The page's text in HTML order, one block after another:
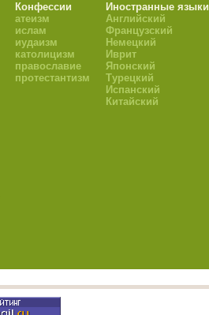
Конфессии
атеизм
ислам
иудаизм
католицизм
православие
протестантизм
Иностранные языки
Английский
Французский
Немецкий
Иврит
Японский
Турецкий
Испанский
Китайский